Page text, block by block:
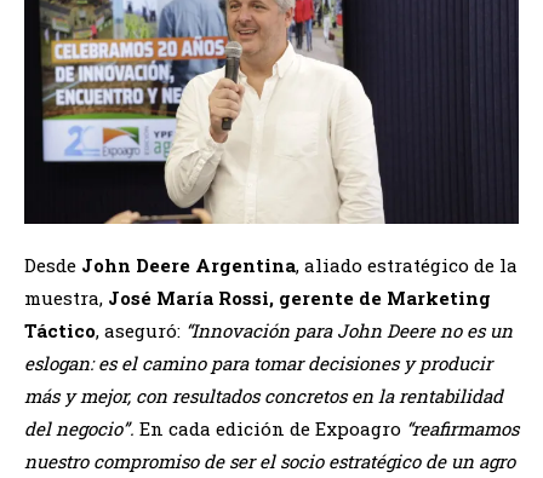
Desde John Deere Argentina, aliado estratégico de la
muestra, José María Rossi, gerente de Marketing
Táctico, aseguró: “Innovación para John Deere no es un
eslogan: es el camino para tomar decisiones y producir
más y mejor, con resultados concretos en la rentabilidad
del negocio”. En cada edición de Expoagro “reafirmamos
nuestro compromiso de ser el socio estratégico de un agro